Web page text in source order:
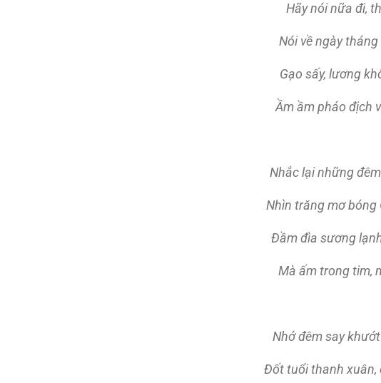
Hãy nói nữa đi,
Nói về ngày
Gạo sấy, lương
Ầm ầm pháo địch
Nhắc lại những
Nhìn trăng mơ bóng
Ðầm đìa sương
Mà ấm trong tim,
Nhớ đêm say
Ðốt tuổi thanh xuân,